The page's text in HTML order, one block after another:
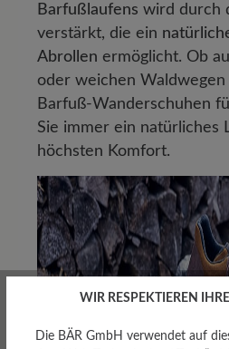
Barfußlaufens wird durch
verstärkt, die ein
Abrollen ermöglicht. Ob
oder weichen
Barfuß-Wanderschuhen
Sie immer ein natürliches
höchsten Komfort.
WIR RESPEKTIEREN
Die BÄR GmbH verwendet auf